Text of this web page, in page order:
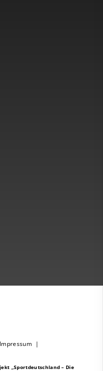
Impressum |
„Sportdeutschland – Die